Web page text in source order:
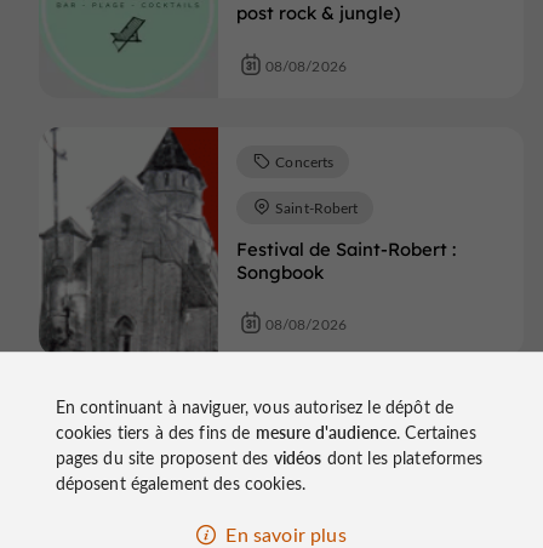
post rock & jungle)
08/08/2026
Festival de Saint-Robert :
Songbook
Concerts
Saint-Robert
08/08/2026
Eclectica festival de musique
de Segonzac : Firelighters
Concerts Segonzac
En continuant à naviguer, vous autorisez le dépôt de
cookies tiers à des fins de mesure d'audience. Certaines
pages du site proposent des vidéos dont les plateformes
déposent également des cookies.
En savoir plus